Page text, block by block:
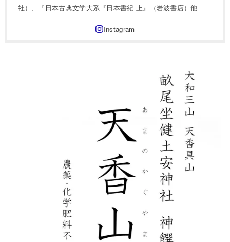
社）、『日本古典文学大系『日本書紀 上』（岩波書店）他